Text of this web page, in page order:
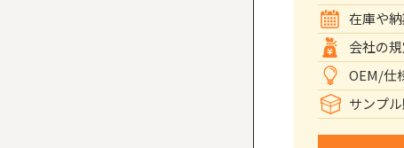
在庫や
会社の
OEM/仕
サンプ